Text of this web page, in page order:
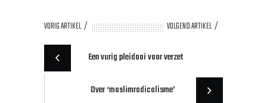
VORIG ARTIKEL VOLGEND ARTIKEL
Een vurig pleidooi voor verzet
Over ‘moslimradicalisme’